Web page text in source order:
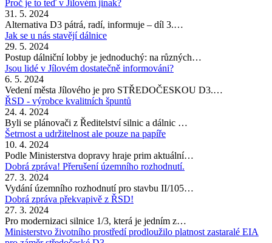
Proč je to teď v Jílovém jinak?
31. 5. 2024
Alternativa D3 pátrá, radí, informuje – díl 3.…
Jak se u nás stavějí dálnice
29. 5. 2024
Postup dálniční lobby je jednoduchý: na různých…
Jsou lidé v Jílovém dostatečně informováni?
6. 5. 2024
Vedení města Jílového je pro STŘEDOČESKOU D3.…
ŘSD - výrobce kvalitních špuntů
24. 4. 2024
Byli se plánovači z Ředitelství silnic a dálnic …
Šetrnost a udržitelnost ale pouze na papíře
10. 4. 2024
Podle Ministerstva dopravy hraje prim aktuální…
Dobrá zpráva! Přerušení územního rozhodnutí.
27. 3. 2024
Vydání územního rozhodnutí pro stavbu II/105…
Dobrá zpráva překvapivě z ŘSD!
27. 3. 2024
Pro modernizaci silnice 1/3, která je jedním z…
Ministerstvo životního prostředí prodloužilo platnost zastaralé EIA